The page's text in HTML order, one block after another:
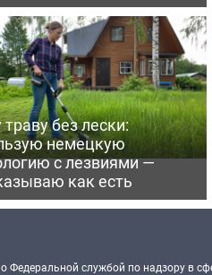
без лески:
немецкую
с лезвиями —
как есть
службой по надзору в